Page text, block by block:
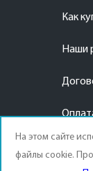
Как
Наши
На этом сайте
файлы cookie.